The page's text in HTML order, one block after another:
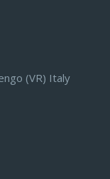
(VR) Italy